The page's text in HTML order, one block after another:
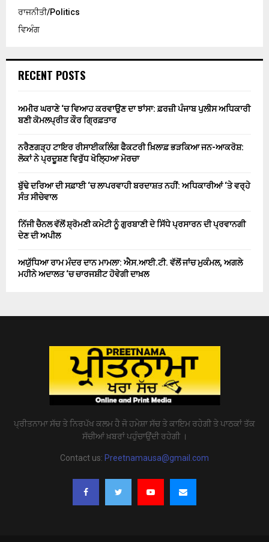
ਰਾਜਨੀਤੀ/Politics
ਵਿਅੰਗ
RECENT POSTS
ਅਮੀਰ ਘਰਾਣੇ ‘ਚ ਵਿਆਹ ਕਰਵਾਉਣ ਦਾ ਝਾਂਸਾ: ਫ਼ਰਜ਼ੀ ਪੰਜਾਬ ਪੁਲੀਸ ਅਧਿਕਾਰੀ
ਬਣੀ ਕੋਮਲਪ੍ਰੀਤ ਕੌਰ ਗ੍ਰਿਫ਼ਤਾਰ
ਨਰੈਣਗੜ੍ਹ ਟਾਇਰ ਰੀਸਾਈਕਲਿੰਗ ਫੈਕਟਰੀ ਖ਼ਿਲਾਫ਼ ਭੜਕਿਆ ਜਨ-ਆਕਰੋਸ਼:
ਲੋਕਾਂ ਨੇ ਪ੍ਰਦੂਸ਼ਣ ਵਿਰੁੱਧ ਖੋਲ੍ਹਿਆ ਮੋਰਚਾ
ਬੁੱਢੇ ਦਰਿਆ ਦੀ ਸਫ਼ਾਈ ‘ਚ ਲਾਪਰਵਾਹੀ ਬਰਦਾਸ਼ਤ ਨਹੀਂ: ਅਧਿਕਾਰੀਆਂ ‘ਤੇ ਵਰ੍ਹੇ
ਸੰਤ ਸੀਚੇਵਾਲ
ਨਿੱਜੀ ਚੈਨਲ ਵੱਲੋਂ ਸ਼੍ਰੋਮਣੀ ਕਮੇਟੀ ਨੂੰ ਗੁਰਬਾਣੀ ਦੇ ਸਿੱਧੇ ਪ੍ਰਸਾਰਨ ਦੀ ਪ੍ਰਵਾਨਗੀ
ਦੇਣ ਦੀ ਅਪੀਲ
ਅਯੁੱਧਿਆ ਰਾਮ ਮੰਦਰ ਦਾਨ ਮਾਮਲਾ: ਐਸ.ਆਈ.ਟੀ. ਵੱਲੋਂ ਜਾਂਚ ਮੁਕੰਮਲ, ਅਗਲੇ
ਮਹੀਨੇ ਅਦਾਲਤ ‘ਚ ਚਾਰਜਸ਼ੀਟ ਹੋਵੇਗੀ ਦਾਖ਼ਲ
ਪ੍ਰੀਤਨਾਮਾ ਸੱਚ ਤੇ ਨਿਰਪੱਖ ਕਲਮ ਹੈ ਜੋ ਹਮੇਸ਼ਾ ਸੱਚ ਤੇ ਕਾਇਮ ਰਹੇਗੀ ਤੇ ਪਾਠਕਾਂ ਤੱਕ
ਸੱਚੀਆਂ ਖ਼ਬਰਾਂ ਪਹੁੰਚਾਉਂਦੀ ਰਹੇਗੀ ।
Contact us: Preetnamausa@gmail.com